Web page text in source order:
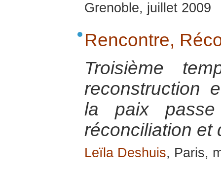
Grenoble, juillet 2009
Rencontre,
Troisième
reconstruction
la paix
réconciliation et
Leïla Deshuis, Paris,